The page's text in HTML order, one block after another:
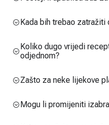
Kada bih trebao zatražiti
Koliko dugo vrijedi
odjednom?
Zašto za neke lijekove
Mogu li promijeniti